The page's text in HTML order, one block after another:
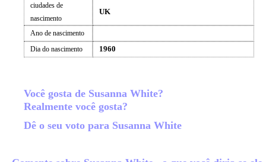
ciudades de
nascimento
UK
Ano de nascimento
Dia do nascimento
1960
Você gosta de Susanna White?
Realmente você gosta?
Dê o seu voto para Susanna White